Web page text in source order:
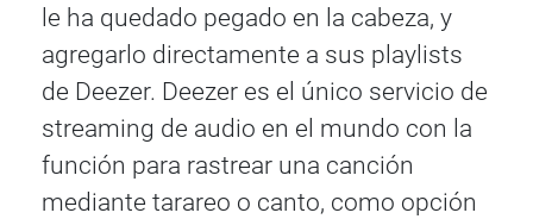
le ha quedado pegado en la cabeza, y
agregarlo directamente a sus playlists
de Deezer. Deezer es el único servicio de
streaming de audio en el mundo con la
función para rastrear una canción
mediante tarareo o canto, como opción